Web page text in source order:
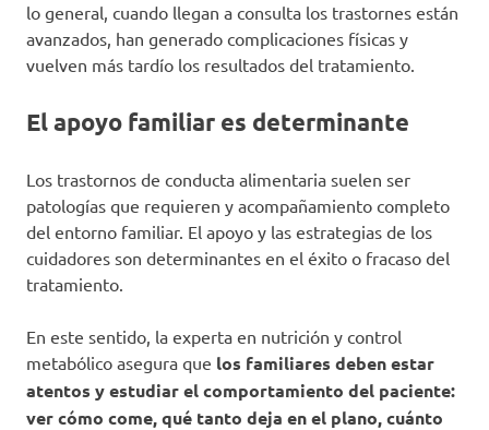
lo general, cuando llegan a consulta los trastornes están
avanzados, han generado complicaciones físicas y
vuelven más tardío los resultados del tratamiento.
El apoyo familiar es determinante
Los trastornos de conducta alimentaria suelen ser
patologías que requieren y acompañamiento completo
del entorno familiar. El apoyo y las estrategias de los
cuidadores son determinantes en el éxito o fracaso del
tratamiento.
En este sentido, la experta en nutrición y control
metabólico asegura que los familiares deben estar
atentos y estudiar el comportamiento del paciente:
ver cómo come, qué tanto deja en el plano, cuánto